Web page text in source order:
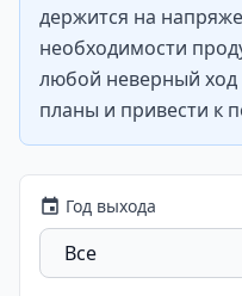
держится на
необходимости
любой неверный
планы и привести к
Год выхода